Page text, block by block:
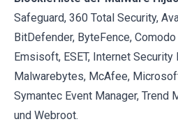
Safeguard, 360 Total Security,
BitDefender, ByteFence,
Emsisoft, ESET, Internet
Malwarebytes, McAfee,
Symantec Event Manager, Trend
und Webroot.